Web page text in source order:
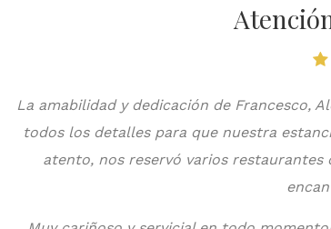
La amabilidad y dedicación de Francesco,
todos los detalles para que nuestra
atento, nos reservó varios